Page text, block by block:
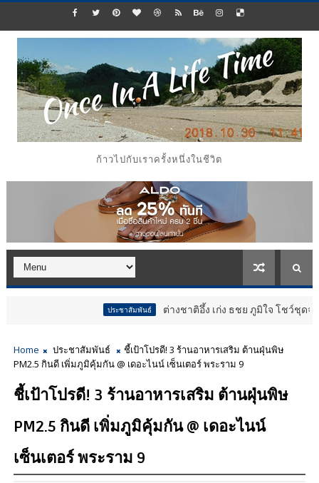
ก้าวไปกับเราครั้งหนึ่งในชีวิต
ต่างชาติอึ้ง เก่ง ธชย ภูมิใจ โชว์ชุดจากผ้าขาวม้า
Home ประชาสัมพันธ์
ชี้เป้าโปรดี! 3 ร้านอาหารเสริม ต้านฝุ่นพิษ
PM2.5 กินดี เพิ่มภูมิคุ้มกัน @ เดอะไนน์ เซ็นเตอร์ พระราม 9
ชี้เป้าโปรดี! 3 ร้านอาหารเสริม ต้านฝุ่นพิษ
PM2.5 กินดี เพิ่มภูมิคุ้มกัน @ เดอะไนน์
เซ็นเตอร์ พระราม 9